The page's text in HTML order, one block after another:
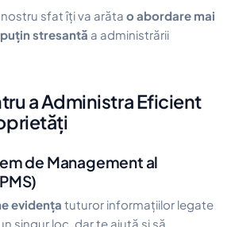
sfat îți va arăta o abordare mai
stresantă a administrării
a Administra Eficient
de Management al
evidența tuturor informațiilor legate
singur loc, dar te ajută și să